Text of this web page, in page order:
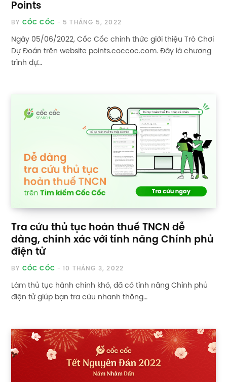
Points
BY CỐC CỐC 5 THÁNG 5, 2022
Ngày 05/06/2022, Cốc Cốc chính thức giới thiệu Trò Chơi
Dự Đoán trên website points.coccoc.com. Đây là chương
trình dự…
Tra cứu thủ tục hoàn thuế TNCN dễ
dàng, chính xác với tính năng Chính phủ
điện tử
BY CỐC CỐC 10 THÁNG 3, 2022
Làm thủ tục hành chính khó, đã có tính năng Chính phủ
điện tử giúp bạn tra cứu nhanh thông…